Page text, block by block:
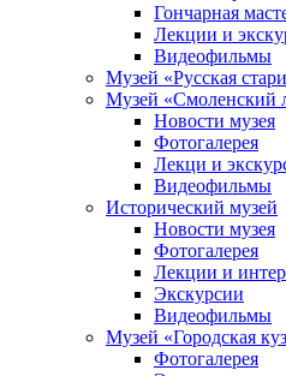
Гончарная
Лекции и
Видеофильмы
Музей «Русская
Музей «Смоленский
Новости музея
Фотогалерея
Лекци и
Видеофильмы
Исторический музей
Новости музея
Фотогалерея
Лекции и
Экскурсии
Видеофильмы
Музей «Городская
Фотогалерея